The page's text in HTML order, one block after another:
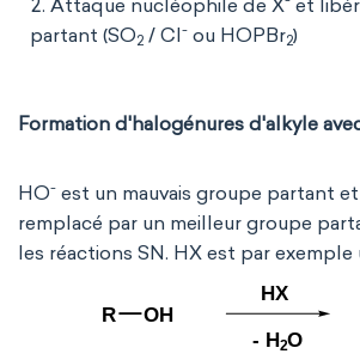
Attaque nucléophile de X et
partant (SO2 / Cl- ou HOPBr2)
Formation d'halogénures d'alkyle
HO- est un mauvais groupe partant
remplacé par un meilleur groupe
les réactions SN. HX est par exemple